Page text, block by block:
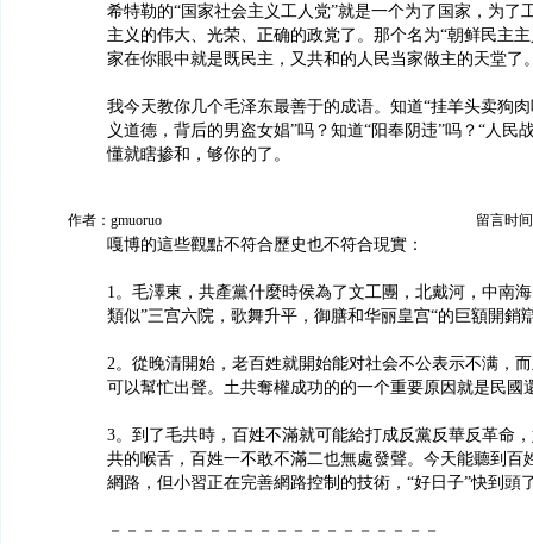
希特勒的“国家社会主义工人党”就是一个为了国家，为了
主义的伟大、光荣、正确的政党了。那个名为“朝鲜民主
家在你眼中就是既民主，又共和的人民当家做主的天堂了
我今天教你几个毛泽东最善于的成语。知道“挂羊头卖狗
义道德，背后的男盗女娼”吗？知道“阳奉阴违”吗？“人民
懂就瞎掺和，够你的了。
作者：gmuoruo 留言时
嘎博的這些觀點不符合歷史也不符合現實：
1。毛澤東，共產黨什麼時侯為了文工團，北戴河，中南
類似”三宫六院，歌舞升平，御膳和华丽皇宫“的巨額開銷
2。從晚清開始，老百姓就開始能对社会不公表示不满，
可以幫忙出聲。土共奪權成功的的一个重要原因就是民國
3。到了毛共時，百姓不滿就可能給打成反黨反華反革命
共的喉舌，百姓一不敢不滿二也無處發聲。今天能聽到百
網路，但小習正在完善網路控制的技術，“好日子”快到頭
－－－－－－－－－－－－－－－－－－－－